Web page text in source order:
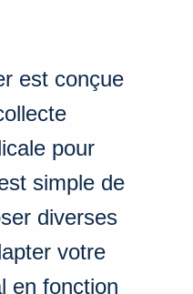
est conçue
pour
simple de
diverses
votre
en fonction